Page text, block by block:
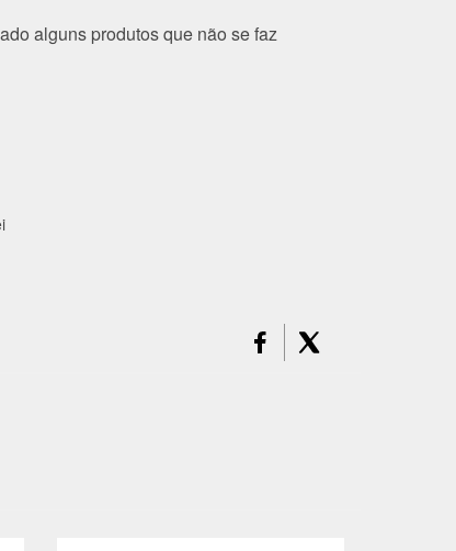
alguns produtos que não se faz